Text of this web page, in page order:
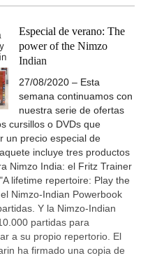
Especial de verano: The
power of the Nimzo
Indian
27/08/2020 – Esta
semana continuamos con
nuestra serie de ofertas
cursillos o DVDs que
un precio especial de
incluye tres productos
Nimzo India: el Fritz Trainer
lifetime repertoire: Play the
Nimzo-Indian Powerbook
Y la Nimzo-Indian
partidas para
a su propio repertorio. El
ha firmado una copia de